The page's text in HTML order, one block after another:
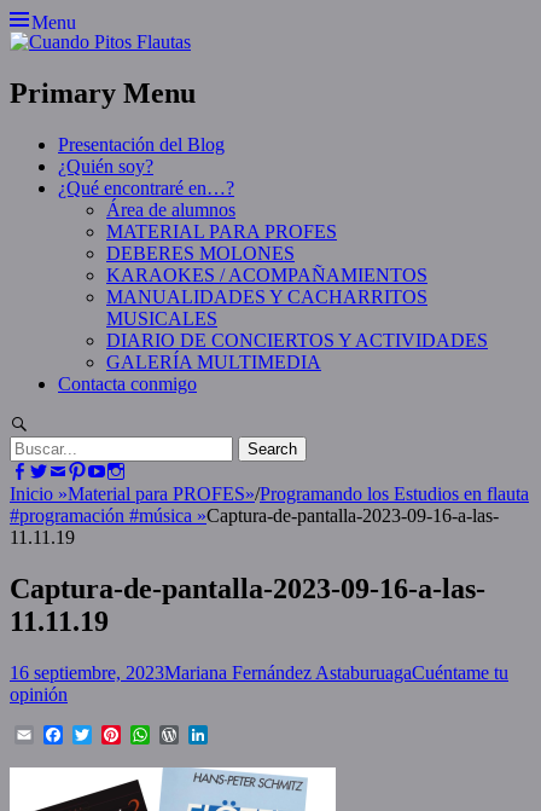
Skip
to
Menu
Primary Menu
Presentación del Blog
¿Quién soy?
¿Qué encontraré en…?
Área de alumnos
MATERIAL PARA PROFES
DEBERES MOLONES
KARAOKES / ACOMPAÑAMIENTOS
MANUALIDADES Y CACHARRITOS
MUSICALES
DIARIO DE CONCIERTOS Y ACTIVIDADES
GALERÍA MULTIMEDIA
Contacta conmigo
Search
for:Facebook
Twitter
EmailPinterest
YouTube
Inicio »Material para PROFES»/Programando los Estudios en flauta
#programación #música »Captura-de-pantalla-2023-09-16-a-las-
11.11.19
Captura-de-pantalla-2023-09-16-a-las-
11.11.19
Posted
on
16 septiembre, 2023Author
Mariana Fernández AstaburuagaCuéntame tu
opinión
EmailFacebook
TwitterPinterestWhatsAppWordPress